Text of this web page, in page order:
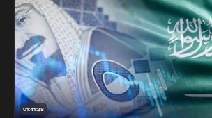
01:41:28